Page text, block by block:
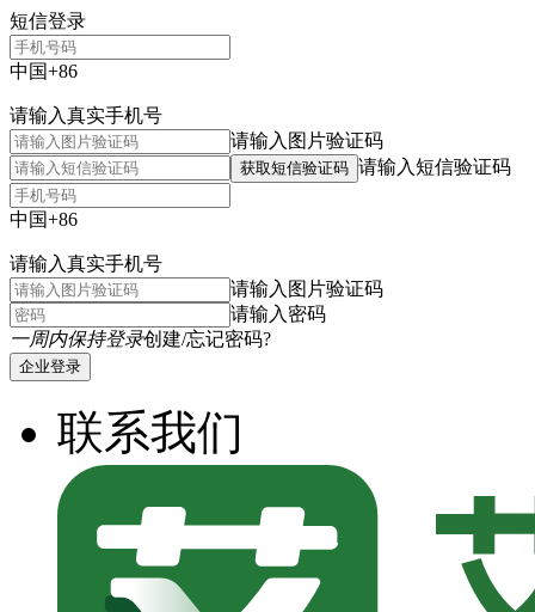
短信登录
中国+86
请输入真实手机号
请输入图片验证码
获取短信验证码 请输入短信验证码
中国+86
请输入真实手机号
请输入图片验证码
请输入密码
一周内保持登录创建/忘记密码?
企业登录
联系我们